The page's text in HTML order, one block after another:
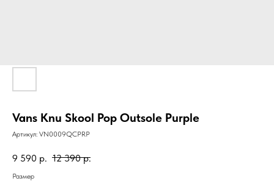
Vans Knu Skool Pop Outsole Purple
Артикул: VN0009QCPRP
9 590 р. 12 390 р.
Размер